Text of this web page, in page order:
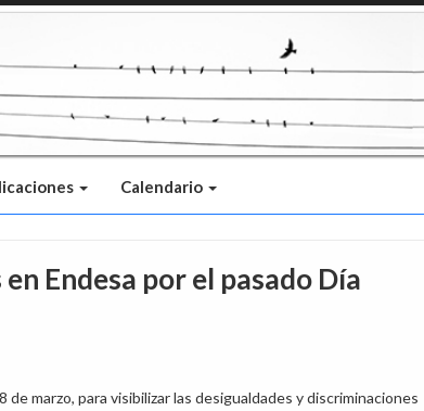
Calendario
Endesa por el pasado Día
de marzo, para visibilizar las desigualdades y discriminaciones